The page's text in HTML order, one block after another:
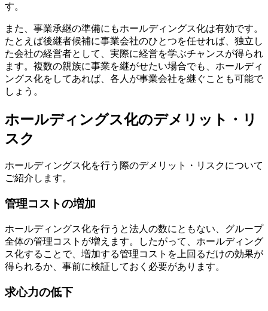
す。
また、事業承継の準備にもホールディングス化は有効です。
たとえば後継者候補に事業会社のひとつを任せれば、独立し
た会社の経営者として、実際に経営を学ぶチャンスが得られ
ます。複数の親族に事業を継がせたい場合でも、ホールディ
ングス化をしてあれば、各人が事業会社を継ぐことも可能で
しょう。
ホールディングス化のデメリット・リ
スク
ホールディングス化を行う際のデメリット・リスクについて
ご紹介します。
管理コストの増加
ホールディングス化を行うと法人の数にともない、グループ
全体の管理コストが増えます。したがって、ホールディング
ス化することで、増加する管理コストを上回るだけの効果が
得られるか、事前に検証しておく必要があります。
求心力の低下